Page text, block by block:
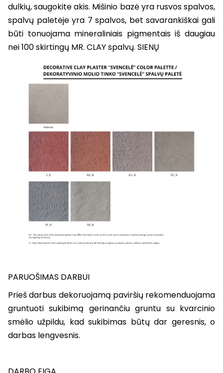
dulkių, saugokite akis. Mišinio bazė yra rusvos spalvos,
spalvų paletėje yra 7 spalvos, bet savarankiškai gali
būti tonuojama mineraliniais pigmentais iš daugiau
nei 100 skirtingų MR. CLAY spalvų. SIENŲ
PARUOŠIMAS DARBUI
Prieš darbus dekoruojamą paviršių rekomenduojama
gruntuoti sukibimą gerinančiu gruntu su kvarcinio
smėlio užpildu, kad sukibimas būtų dar geresnis, o
darbas lengvesnis.